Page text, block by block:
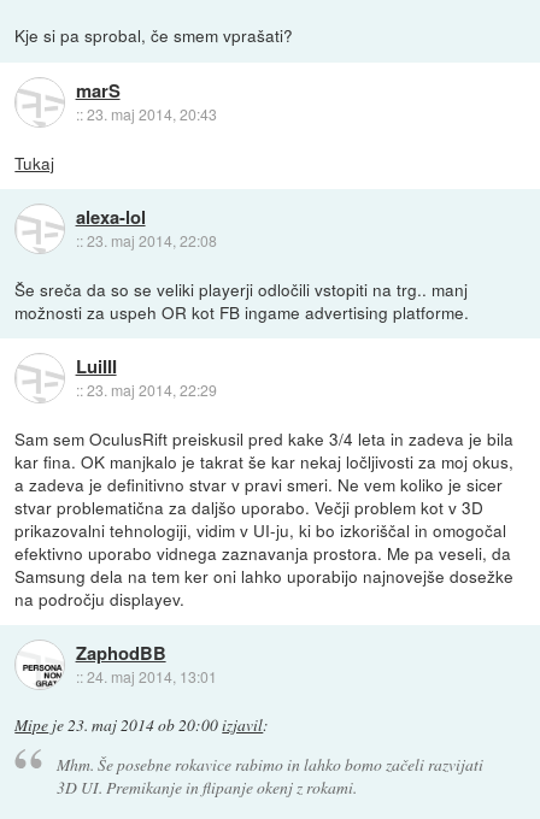
Kje si pa sprobal, če smem vprašati?
marS
::23. maj 2014, 20:43
Tukaj
alexa-lol
::23. maj 2014, 22:08
Še sreča da so se veliki playerji odločili vstopiti na trg.. manj
možnosti za uspeh OR kot FB ingame advertising platforme.
LuiIII
::23. maj 2014, 22:29
Sam sem OculusRift preiskusil pred kake 3/4 leta in zadeva je bila
kar fina. OK manjkalo je takrat še kar nekaj ločljivosti za moj okus,
a zadeva je definitivno stvar v pravi smeri. Ne vem koliko je sicer
stvar problematična za daljšo uporabo. Večji problem kot v 3D
prikazovalni tehnologiji, vidim v UI-ju, ki bo izkoriščal in omogočal
efektivno uporabo vidnega zaznavanja prostora. Me pa veseli, da
Samsung dela na tem ker oni lahko uporabijo najnovejše dosežke
na področju displayev.
ZaphodBB
::24. maj 2014, 13:01
Mipe je 23. maj 2014 ob 20:00izjavil:
Mhm. Še posebne rokavice rabimo in lahko bomo začeli razvijati
3D UI. Premikanje in flipanje okenj z rokami.